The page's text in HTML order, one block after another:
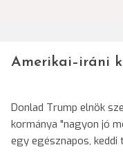
Amerikai–iráni
Donlad Trump elnök
kormánya "nagyon jó
egy egésznapos,